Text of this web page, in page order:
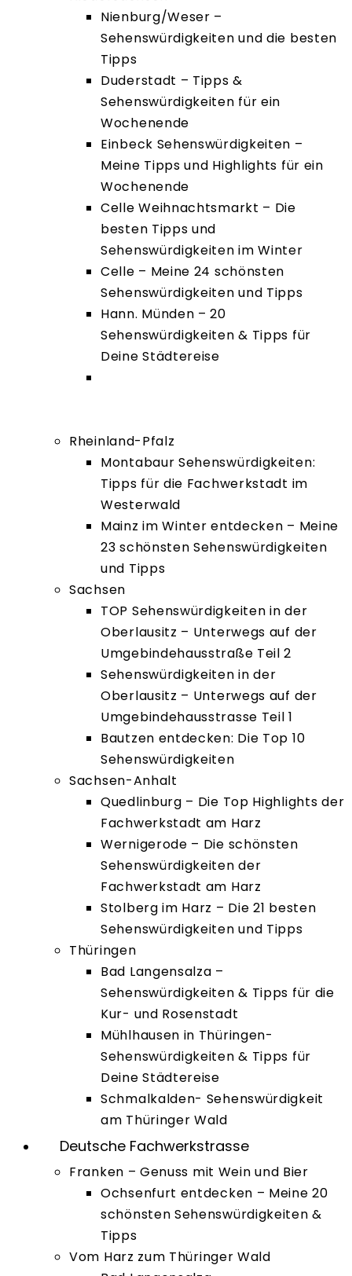
Nienburg/Weser –
Sehenswürdigkeiten und die besten
Tipps
Duderstadt – Tipps &
Sehenswürdigkeiten für ein
Wochenende
Einbeck Sehenswürdigkeiten –
Meine Tipps und Highlights für ein
Wochenende
Celle Weihnachtsmarkt – Die
besten Tipps und
Sehenswürdigkeiten im Winter
Celle – Meine 24 schönsten
Sehenswürdigkeiten und Tipps
Hann. Münden – 20
Sehenswürdigkeiten & Tipps für
Deine Städtereise
Rheinland-Pfalz
Montabaur Sehenswürdigkeiten:
Tipps für die Fachwerkstadt im
Westerwald
Mainz im Winter entdecken – Meine
23 schönsten Sehenswürdigkeiten
und Tipps
Sachsen
TOP Sehenswürdigkeiten in der
Oberlausitz – Unterwegs auf der
Umgebindehausstraße Teil 2
Sehenswürdigkeiten in der
Oberlausitz – Unterwegs auf der
Umgebindehausstrasse Teil 1
Bautzen entdecken: Die Top 10
Sehenswürdigkeiten
Sachsen-Anhalt
Quedlinburg – Die Top Highlights der
Fachwerkstadt am Harz
Wernigerode – Die schönsten
Sehenswürdigkeiten der
Fachwerkstadt am Harz
Stolberg im Harz – Die 21 besten
Sehenswürdigkeiten und Tipps
Thüringen
Bad Langensalza –
Sehenswürdigkeiten & Tipps für die
Kur- und Rosenstadt
Mühlhausen in Thüringen-
Sehenswürdigkeiten & Tipps für
Deine Städtereise
Schmalkalden- Sehenswürdigkeit
am Thüringer Wald
Deutsche Fachwerkstrasse
Franken – Genuss mit Wein und Bier
Ochsenfurt entdecken – Meine 20
schönsten Sehenswürdigkeiten &
Tipps
Vom Harz zum Thüringer Wald